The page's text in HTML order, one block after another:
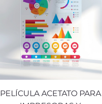
PELÍCULA ACETATO PARA